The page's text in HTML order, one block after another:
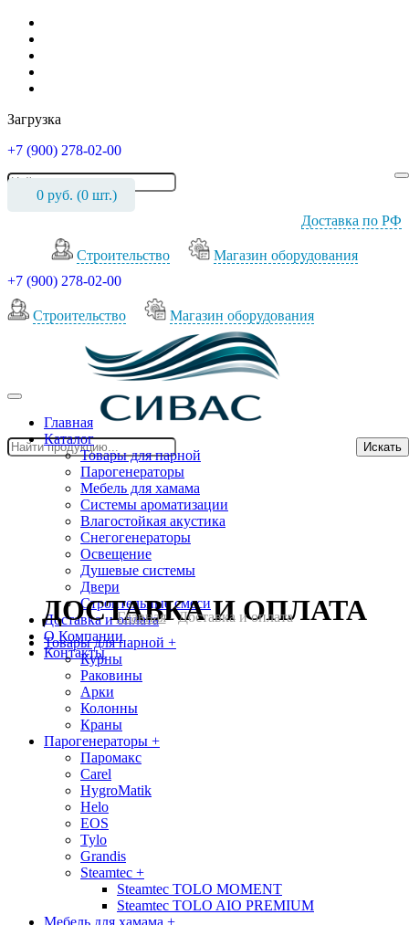
Загрузка
+7 (900) 278-02-00
0 руб. (0 шт.)
Доставка по РФ
Cтроительство
Магазин оборудования
+7 (900) 278-02-00
Cтроительство Магазин оборудования
Искать
Главная
Каталог
Товары для парной
Парогенераторы
Мебель для хамама
Системы ароматизации
Влагостойкая акустика
Снегогенераторы
Освещение
Душевые системы
Двери
Cтроительные смеси
Доставка и оплата
О Компании
Контакты
ДОСТАВКА И ОПЛАТА
Главная- Доставка и оплата
Товары для парной +
Курны
Раковины
Арки
Колонны
Краны
Парогенераторы +
Паромакс
Carel
HygroMatik
Helo
EOS
Tylo
Grandis
Steamteс +
Steamtec TOLO MOMENT
Steamtec TOLO AIO PREMIUM
Мебель для хамама +